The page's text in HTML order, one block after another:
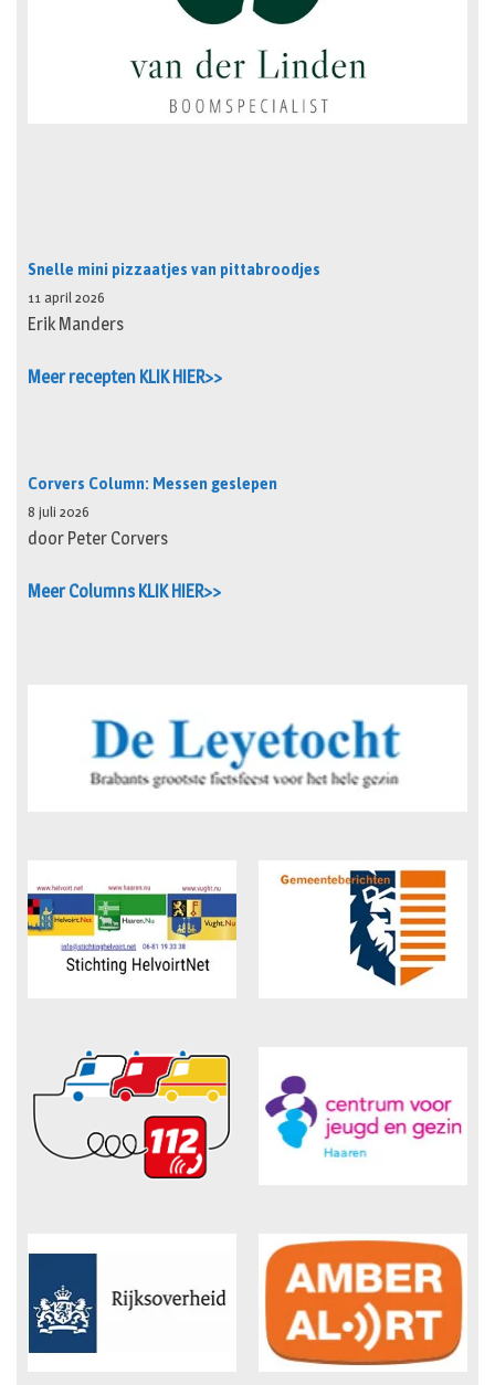
Snelle mini pizzaatjes van pittabroodjes
11 april 2026
Erik Manders
Meer recepten KLIK HIER>>
Corvers Column: Messen geslepen
8 juli 2026
door Peter Corvers
Meer Columns KLIK HIER>>